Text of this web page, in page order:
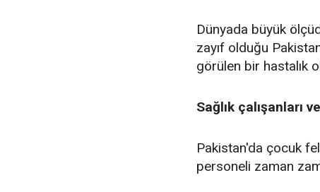
Dünyada büyük
zayıf olduğu
görülen bir hastalık
Sağlık çalışanları
Pakistan'da çocuk
personeli zaman